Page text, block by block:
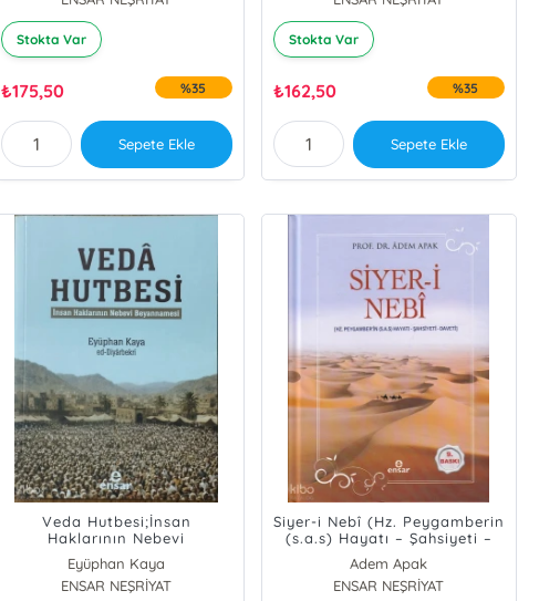
Stokta Var
₺175,50 %35
Sepete Ekle
Stokta Var
₺162,50 %35
Sepete Ekle
Veda Hutbesi;İnsan
Haklarının Nebevi
Beyannamesi
Eyüphan Kaya
ENSAR NEŞRİYAT
Siyer-i Nebî (Hz. Peygamberin
(s.a.s) Hayatı – Şahsiyeti –
Daveti); Ciltli
Adem Apak
ENSAR NEŞRİYAT